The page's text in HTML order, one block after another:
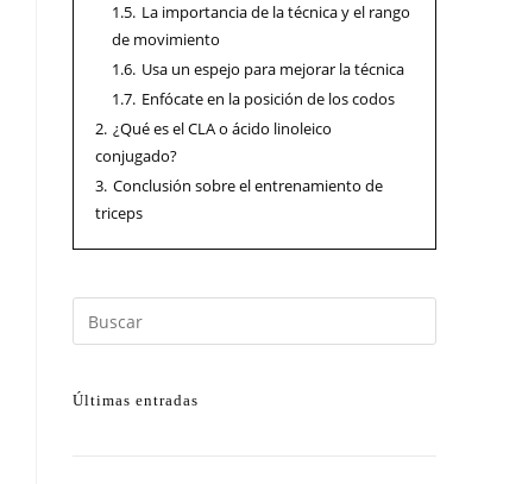
1.5. La importancia de la técnica y el rango
de movimiento
1.6. Usa un espejo para mejorar la técnica
1.7. Enfócate en la posición de los codos
2. ¿Qué es el CLA o ácido linoleico
conjugado?
3. Conclusión sobre el entrenamiento de
triceps
Últimas entradas